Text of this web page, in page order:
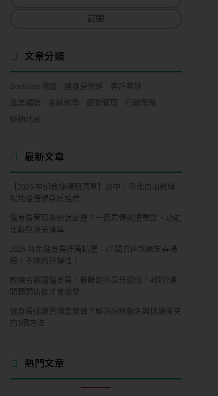
訂閱
文章分類
BookFast 精選 健身房營運
客戶案例
產業趨勢
系統教學 經營管理
行銷策略
運動地圖
最新文章
【2026 中部教練場租清單】台中、彰化自由教練
場地租借健身房推薦
健身房管理系統怎麼選？一篇看懂挑選重點、功能
比較與決策清單
2026 台北健身房推薦精選：17 間自由訓練友善場
館，不綁約好彈性！
教練合夥開健身房，最難的不是分股份！4個營運
問題開店後才會爆發
健身房排課管理怎麼做？解決超額報名與排課衝突
的3個方法
熱門文章​